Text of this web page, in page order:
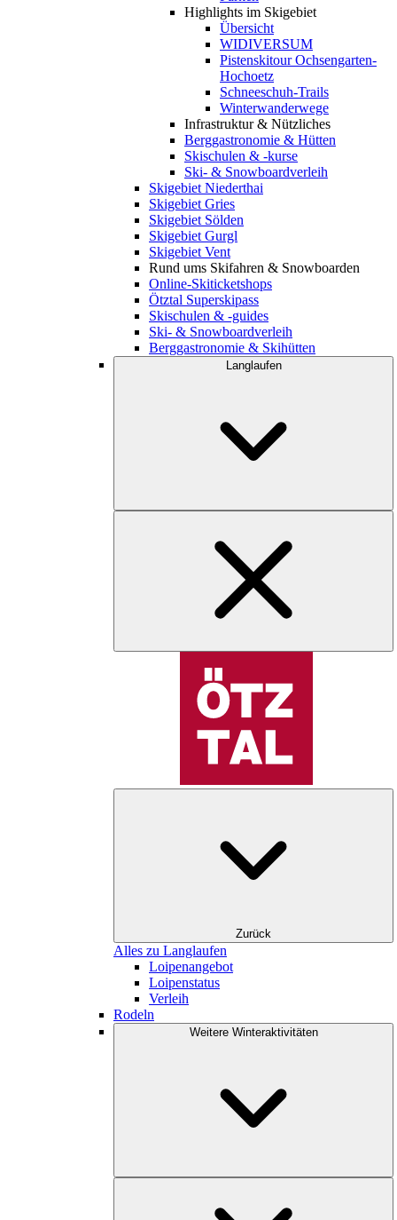
Highlights im Skigebiet
Übersicht
WIDIVERSUM
Pistenskitour Ochsengarten-
Hochoetz
Schneeschuh-Trails
Winterwanderwege
Infrastruktur & Nützliches
Berggastronomie & Hütten
Skischulen & -kurse
Ski- & Snowboardverleih
Skigebiet Niederthai
Skigebiet Gries
Skigebiet Sölden
Skigebiet Gurgl
Skigebiet Vent
Rund ums Skifahren & Snowboarden
Online-Skiticketshops
Ötztal Superskipass
Skischulen & -guides
Ski- & Snowboardverleih
Berggastronomie & Skihütten
Langlaufen
Zurück
Alles zu Langlaufen
Loipenangebot
Loipenstatus
Verleih
Rodeln
Weitere Winteraktivitäten